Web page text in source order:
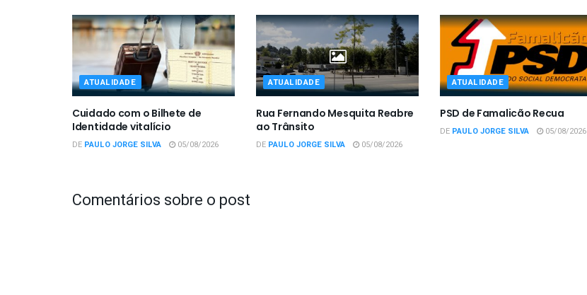
ATUALIDADE
Cuidado com o Bilhete de
Identidade vitalício
DE PAULO JORGE SILVA 05/08/2026
ATUALIDADE
Rua Fernando Mesquita Reabre
ao Trânsito
DE PAULO JORGE SILVA 05/08/2026
ATUALIDADE
PSD de Famalicão Recua
DE PAULO JORGE SILVA 05/08/2026
Comentários sobre o post